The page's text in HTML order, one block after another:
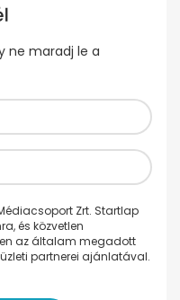
ne maradj le a
Zrt. Startlap
és közvetlen
az általam megadott
partnerei ajánlatával.